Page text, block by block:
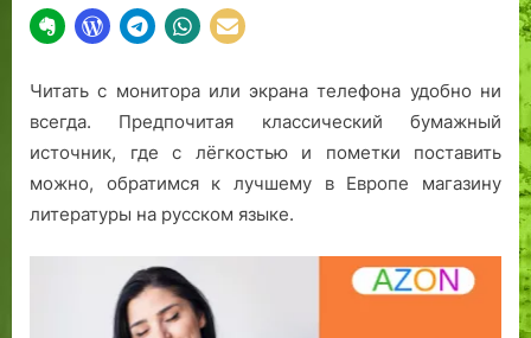
Читать с монитора или экрана телефона удобно ни
всегда. Предпочитая классический бумажный
источник, где с лёгкостью и пометки поставить
можно, обратимся к лучшему в Европе магазину
литературы на русском языке.